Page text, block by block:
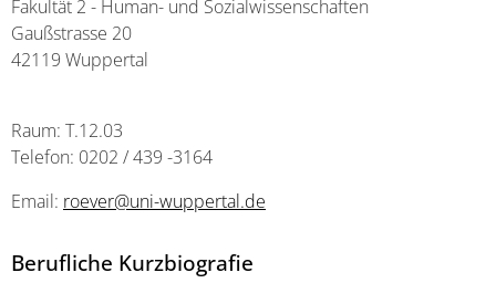
Fakultät 2 - Human- und Sozialwissenschaften
Gaußstrasse 20
42119 Wuppertal
Raum: T.12.03
Telefon: 0202 / 439 -3164
Email: roever@uni-wuppertal.de
Berufliche Kurzbiografie